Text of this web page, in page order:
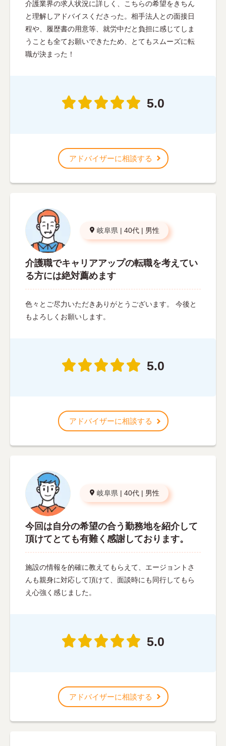
介護業界の求人状況に詳しく、こちらの希望をきちん
と理解しアドバイスくださった。相手法人との面接日
程や、履歴書の用意等、就労中だと負担に感じてしま
うことも全てお願いできたため、とてもスムーズに転
職が決まった！
5.0
アドバイザーに相談する
岐阜県 | 40代 | 男性
介護職でキャリアアップの転職を考えてい
る方には絶対薦めます
色々とご尽力いただきありがとうございます。 今後と
もよろしくお願いします。
5.0
アドバイザーに相談する
岐阜県 | 40代 | 男性
今回は自分の希望の合う勤務地を紹介して
頂けてとても有難く感謝しております。
施設の情報を的確に教えてもらえて、エージョントさ
んも親身に対応して頂けて、面談時にも同行してもら
え心強く感じました。
5.0
アドバイザーに相談する